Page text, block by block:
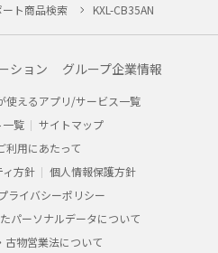
ート商品検索 KXL-CB35AN
ション グループ企業情報
使えるアプリ/サービス一覧
一覧
サイトマップ
利用にあたって
ィ方針
個人情報保護方針
ライバシーポリシー
パーソナルデータについて
古物営業法について